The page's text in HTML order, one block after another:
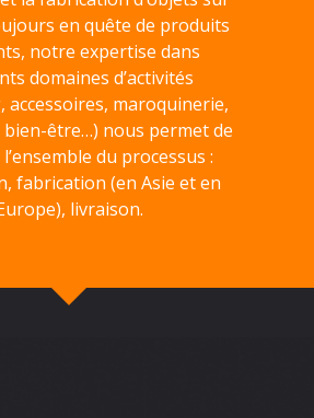
en quête de produits
notre expertise dans
domaines d’activités
accessoires, maroquinerie,
être…) nous permet de
du processus :
fabrication (en Asie et en
livraison.